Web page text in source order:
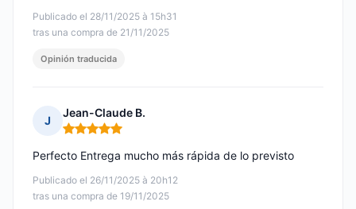
Publicado el 28/11/2025 à 15h31
tras una compra de 21/11/2025
Opinión traducida
J
Jean-Claude B.
Nota: 5 de 5
Publicado el 26/11/2025 à 20h12
tras una compra de 19/11/2025
Perfecto Entrega mucho más rápida de lo previsto